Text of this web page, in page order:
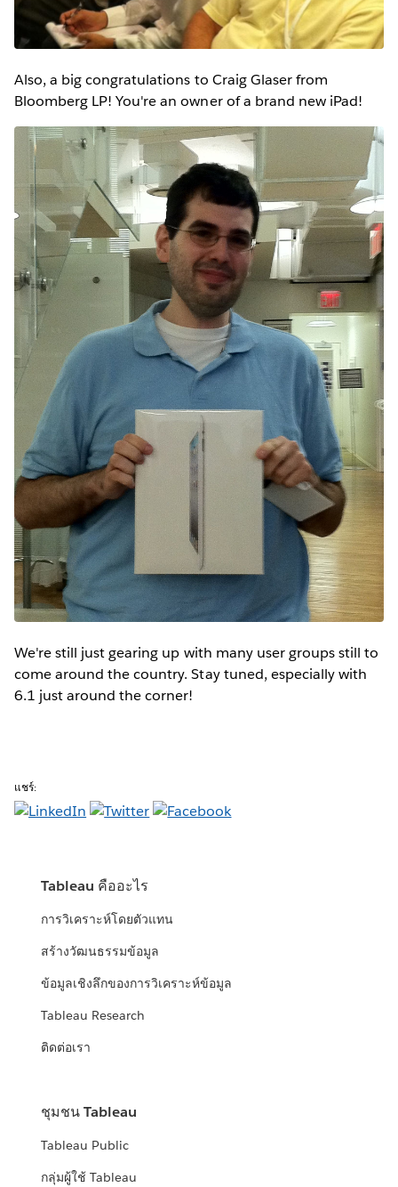
Also, a big congratulations to Craig Glaser from
Bloomberg LP! You're an owner of a brand new iPad!
We're still just gearing up with many user groups still to
come around the country. Stay tuned, especially with
6.1 just around the corner!
แชร์:
Tableau คืออะไร
การวิเคราะห์โดยตัวแทน
สร้างวัฒนธรรมข้อมูล
ข้อมูลเชิงลึกของการวิเคราะห์ข้อมูล
Tableau Research
ติดต่อเรา
ชุมชน Tableau
Tableau Public
กลุ่มผู้ใช้ Tableau